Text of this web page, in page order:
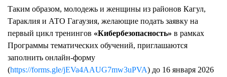
Таким образом, молодежь и женщины из районов Кагул,
Тараклия и АТО Гагаузия, желающие подать заявку на
первый цикл тренингов «Кибербезопасность» в рамках
Программы тематических обучений, приглашаются
заполнить онлайн-форму
(https://forms.gle/jEVa4AAUG7mw3uPVA) до 16 января 2026